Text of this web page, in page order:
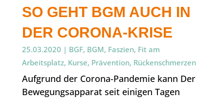
SO GEHT BGM AUCH IN
DER CORONA-KRISE
25.03.2020 | BGF, BGM, Faszien, Fit am
Arbeitsplatz, Kurse, Prävention, Rückenschmerzen
Aufgrund der Corona-Pandemie kann Der
Bewegungsapparat seit einigen Tagen